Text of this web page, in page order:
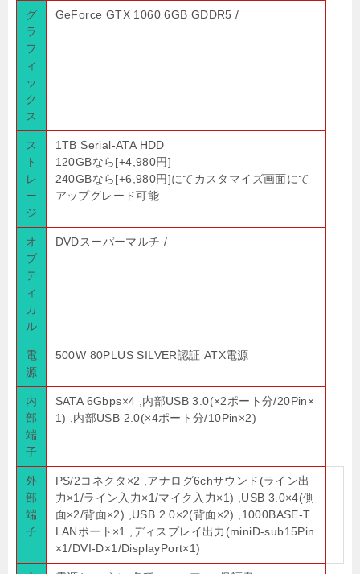
グ
ラ
フ
ィ
ッ
ク
ス
GeForce GTX 1060 6GB GDDR5 /
ス
ト
レ
ー
ジ
1TB Serial-ATA HDD
120GBなら[+4,980円]
240GBなら[+6,980円]にてカスタマイズ画面にて
アップグレード可能
オ
プ
テ
ィ
カ
ル
DVDスーパーマルチ /
電
源
500W 80PLUS SILVER認証 ATX電源
内
部
端
子
SATA 6Gbps×4 ,内部USB 3.0(×2ポート分/20Pin×
1) ,内部USB 2.0(×4ポート分/10Pin×2)
外
部
端
子
PS/2コネクタ×2 ,アナログ6chサウンド(ライン出
力×1/ライン入力×1/マイク入力×1) ,USB 3.0×4(側
面×2/背面×2) ,USB 2.0×2(背面×2) ,1000BASE-T
LANポート×1 ,ディスプレイ出力(miniD-sub15Pin
×1/DVI-D×1/DisplayPort×1)